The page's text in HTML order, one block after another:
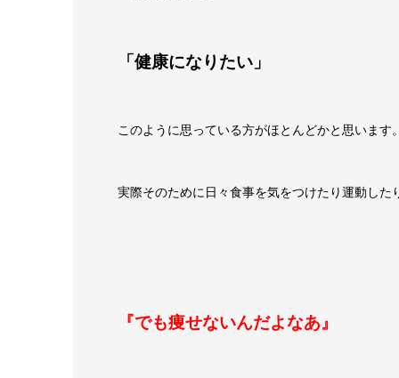
「健康になりたい」
このように思っている方がほとんどかと思います
実際そのために日々食事を気をつけたり運動し
『でも痩せないんだよなあ』